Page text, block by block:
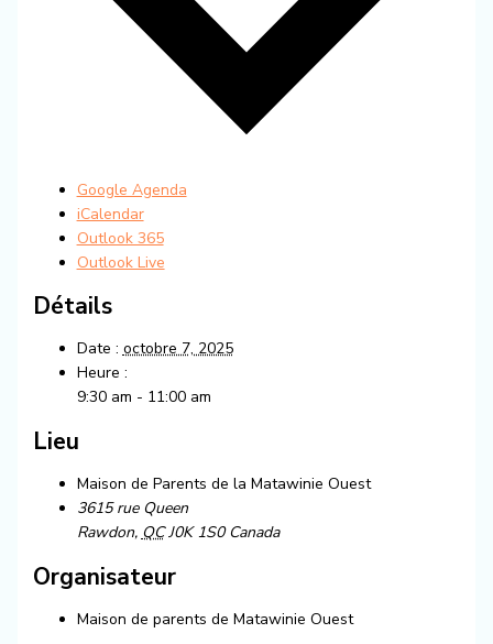
Google Agenda
iCalendar
Outlook 365
Outlook Live
Détails
Date : octobre 7, 2025
Heure :
9:30 am - 11:00 am
Lieu
Maison de Parents de la Matawinie Ouest
3615 rue Queen
Rawdon, QC J0K 1S0 Canada
Organisateur
Maison de parents de Matawinie Ouest